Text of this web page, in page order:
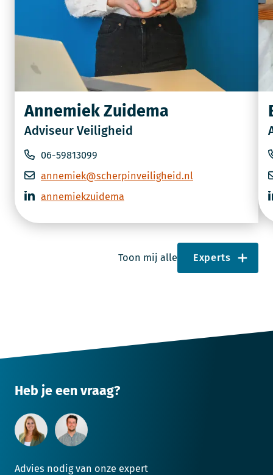
Annemiek Zuidema
Adviseur Veiligheid
06-59813099
annemiek@scherpinveiligheid.nl
annemiekzuidema
Toon mij alle Experts
Heb je een vraag?
Advies nodig van onze expert